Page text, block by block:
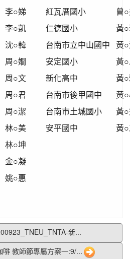
李○娣 紅瓦厝國小
曾
李○凱 仁德國小
黃
沈○韓 台南市立中山國中
黃
周○嫺 安定國小
黃
周○文 新化高中
黃
周○君 台南市後甲國中
黃
周○潔 台南市土城國小
黃
林○美 安平國中
黃
林○坤
金○凝
姚○惠
新...
教師節專屬方案一:9/...